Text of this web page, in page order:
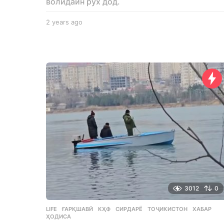
2 years ago
s
g
o
3012 0
LIFE ҒАРҚШАВӢ ,КҲФ ,СИРДАРЁ ,ТОҶИКИСТОН ,ХАБАР
ҲОДИСА